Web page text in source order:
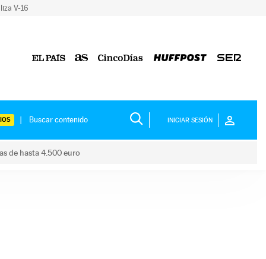
V-16
INICIAR SESIÓN
de hasta 4.500 euro